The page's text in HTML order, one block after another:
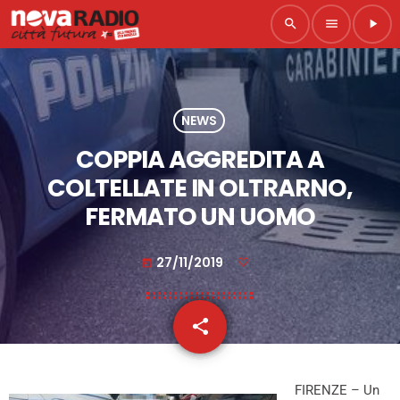
search menu play_arrow
NEWS
COPPIA AGGREDITA A
COLTELLATE IN OLTRARNO,
FERMATO UN UOMO
today 27/11/2019
share
email
FIRENZE – Un